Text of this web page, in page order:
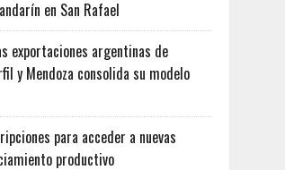
en San Rafael
exportaciones argentinas de
y Mendoza consolida su modelo
para acceder a nuevas
productivo